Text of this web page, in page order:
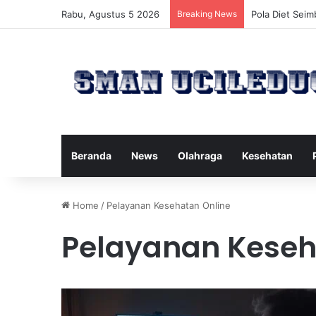
Rabu, Agustus 5 2026 Breaking News Manfaat
Beranda News Olahraga Kesehatan
Home / Pelayanan Kesehatan Online
Pelayanan